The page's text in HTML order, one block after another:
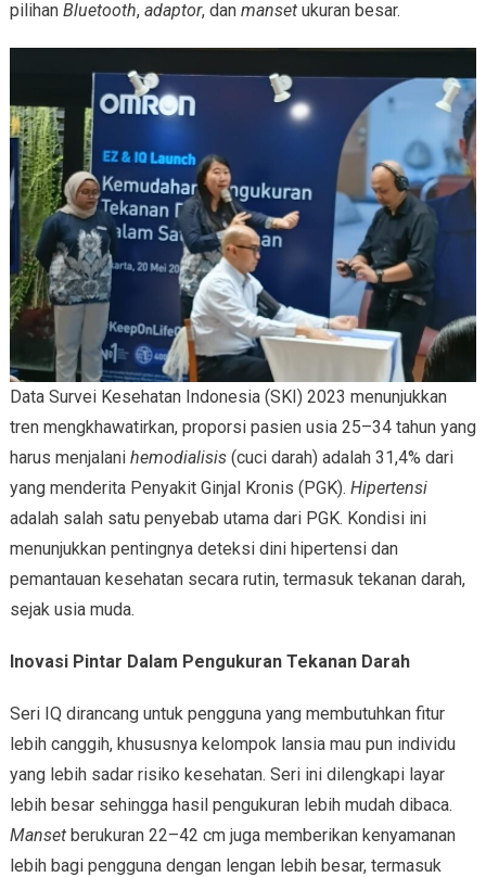
pilihan Bluetooth, adaptor, dan manset ukuran besar.
Data Survei Kesehatan Indonesia (SKI) 2023 menunjukkan
tren mengkhawatirkan, proporsi pasien usia 25–34 tahun yang
harus menjalanihemodialisis(cuci darah) adalah 31,4% dari
yang menderita Penyakit Ginjal Kronis (PGK). Hipertensi
adalah salah satu penyebab utama dari PGK. Kondisi ini
menunjukkan pentingnya deteksi dini hipertensi dan
pemantauan kesehatan secara rutin, termasuk tekanan darah,
sejak usia muda.
Inovasi Pintar Dalam Pengukuran Tekanan Darah
Seri IQ dirancang untuk pengguna yang membutuhkan fitur
lebih canggih, khususnya kelompok lansia mau pun individu
yang lebih sadar risiko kesehatan. Seri ini dilengkapi layar
lebih besar sehingga hasil pengukuran lebih mudah dibaca.
Mansetberukuran 22–42 cm juga memberikan kenyamanan
lebih bagi pengguna dengan lengan lebih besar, termasuk